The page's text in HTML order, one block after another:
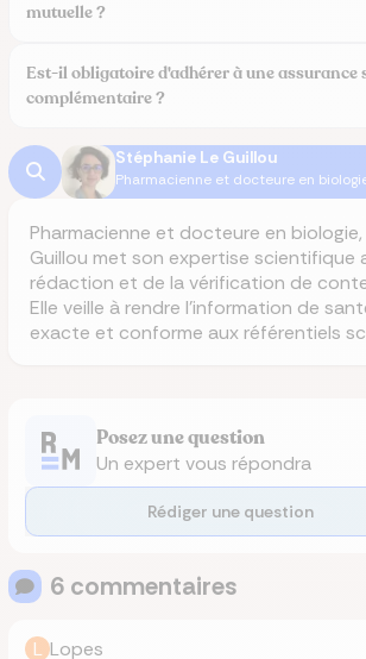
mutuelle ?
Est-il obligatoire d'adhérer à une assurance
complémentaire ?
Stéphanie Le Guillou
Pharmacienne et docteure en
Pharmacienne et docteure en
Guillou met son expertise scientifique
rédaction et de la vérification de
Elle veille à rendre l’information de
exacte et conforme aux référentiels
Posez une question
Un expert vous répondra
Rédiger une question
6 commentaires
L Lopes